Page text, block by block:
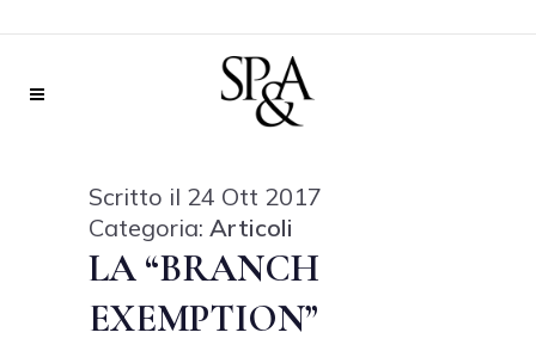
Scritto il 24 Ott 2017
Categoria: Articoli
LA “BRANCH
EXEMPTION”